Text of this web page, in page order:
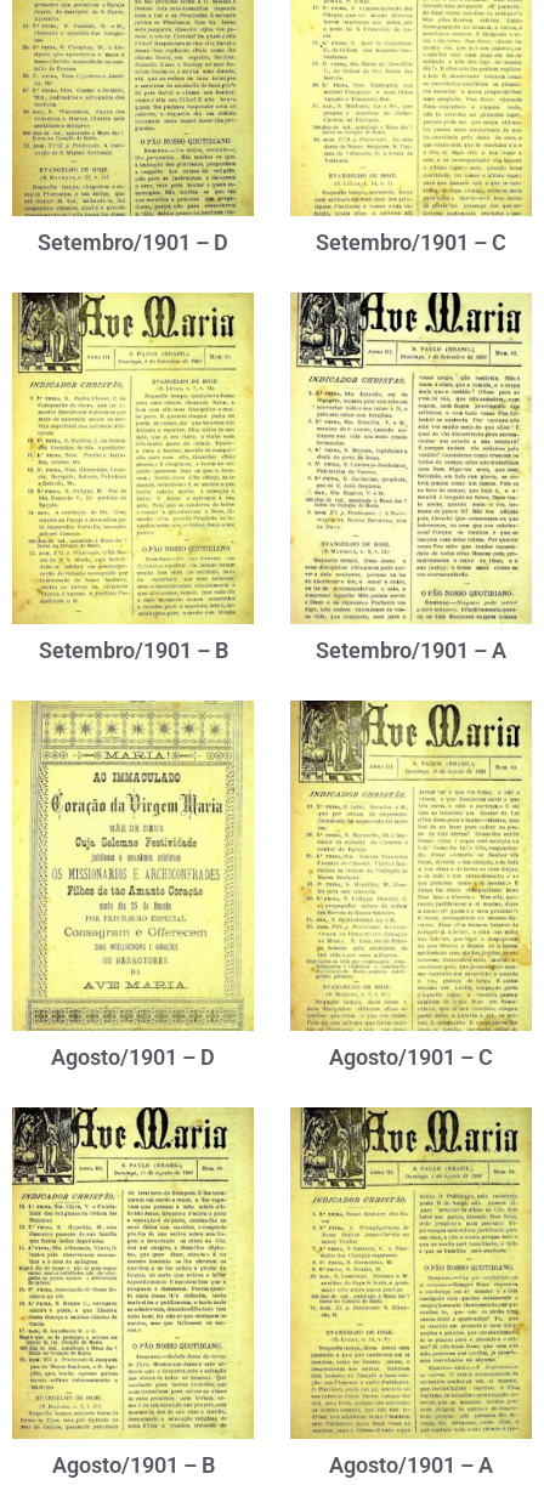
Setembro/1901 – D Setembro/1901 – C
Setembro/1901 – B Setembro/1901 – A
Agosto/1901 – D Agosto/1901 – C
Agosto/1901 – B Agosto/1901 – A